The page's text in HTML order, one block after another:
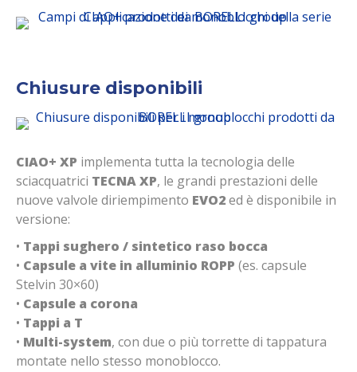
Chiusure disponibili
CIAO+ XP implementa tutta la tecnologia delle
sciacquatrici TECNA XP, le grandi prestazioni delle
nuove valvole diriempimento EVO2ed è disponibile in
versione:
• Tappi sughero / sintetico raso bocca
• Capsule a vite in alluminio ROPP (es. capsule
Stelvin 30×60)
• Capsule a corona
• Tappi a T
• Multi-system, con due o più torrette di tappatura
montate nello stesso monoblocco.